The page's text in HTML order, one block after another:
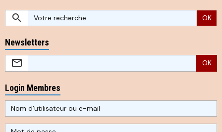
OK
Newsletters
OK
Login Membres